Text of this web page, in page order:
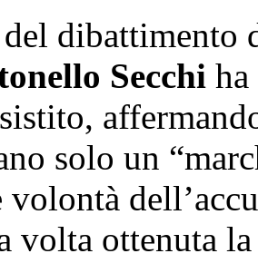
dibattimento
Secchi
solo un
volontà
volta ottenuta